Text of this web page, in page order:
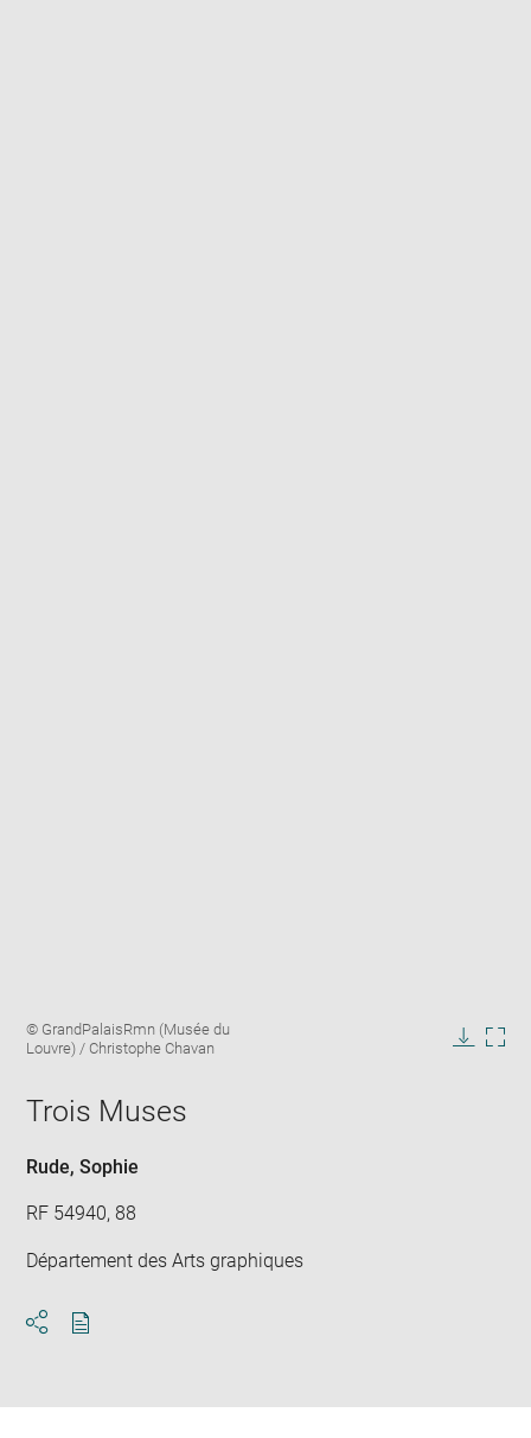
Image
caption:
© GrandPalaisRmn (Musée du
Louvre) / Christophe Chavan
Trois Muses
Rude, Sophie
RF 54940, 88
Département des Arts graphiques